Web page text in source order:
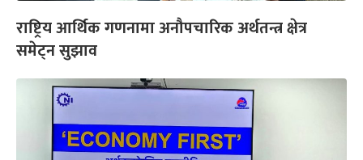
राष्ट्रिय आर्थिक गणनामा अनौपचारिक अर्थतन्त्र क्षेत्र
समेट्न सुझाव